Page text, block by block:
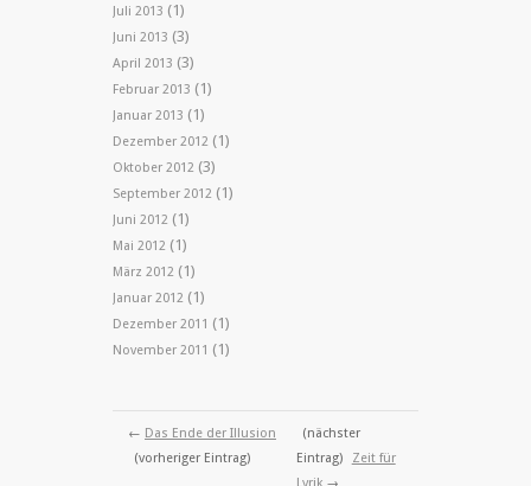
Juli 2013 (1)
Juni 2013 (3)
April 2013 (3)
Februar 2013 (1)
Januar 2013 (1)
Dezember 2012 (1)
Oktober 2012 (3)
September 2012 (1)
Juni 2012 (1)
Mai 2012 (1)
März 2012 (1)
Januar 2012 (1)
Dezember 2011 (1)
November 2011 (1)
← Das Ende der Illusion
(vorheriger Eintrag)
(nächster
Eintrag)
Zeit für